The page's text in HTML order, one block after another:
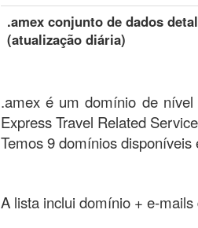
.amex conjunto de dados
(atualização diária)
.amex é um domínio de nível
Express Travel Related
Temos 9 domínios
A lista inclui domínio + e-